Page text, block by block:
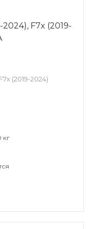
F7x (2019-
(2019-2024)
кг